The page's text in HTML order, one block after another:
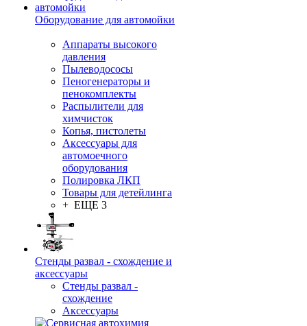
Оборудование для автомойки
Аппараты высокого
давления
Пылеводососы
Пеногенераторы и
пенокомплекты
Распылители для
химчисток
Копья, пистолеты
Аксессуары для
автомоечного
оборудования
Полировка ЛКП
Товары для детейлинга
+ ЕЩЕ 3
Стенды развал - схождение и
аксессуары
Стенды развал -
схождение
Аксессуары